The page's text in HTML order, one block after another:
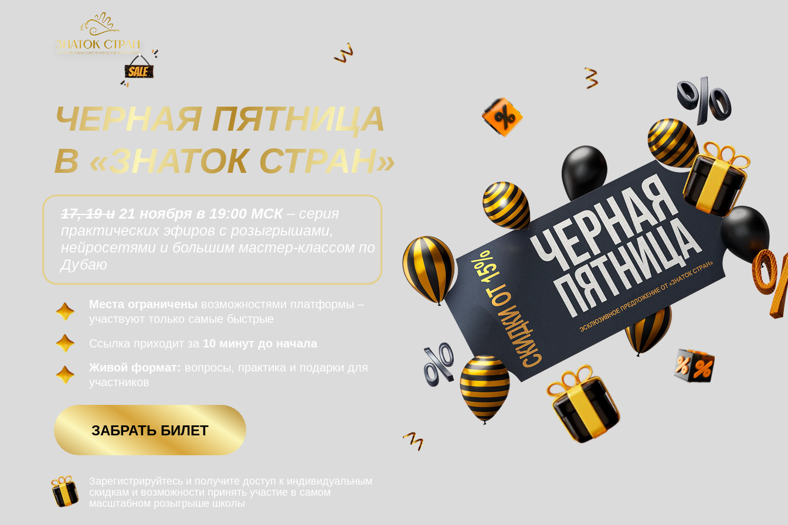
17, 19 и 21 ноября в 19:00 МСК– серия
практических эфиров с розыгрышами,
нейросетями и большим мастер-классом по
Дубаю
Места ограничены возможностями платформы –
участвуют только самые быстрые
Ссылка приходит за 10 минут до начала
Живой формат: вопросы, практика и подарки для
участников
Зарегистрируйтесь и получите доступ к индивидуальным
скидкам и возможности принять участие в самом
масштабном розыгрыше школы
ЗАБРАТЬ БИЛЕТ
ЧЕРНАЯ ПЯТНИЦА
В «ЗНАТОК СТРАН»